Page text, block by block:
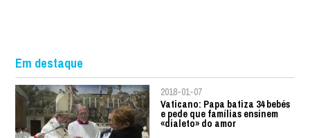
Em destaque
2018-01-07
Vaticano: Papa batiza 34 bebés
e pede que famílias ensinem
«dialeto» do amor